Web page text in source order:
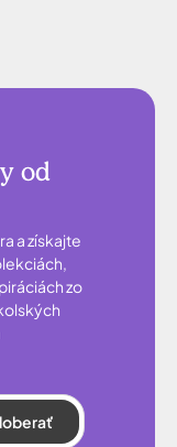
od
a získajte
zo